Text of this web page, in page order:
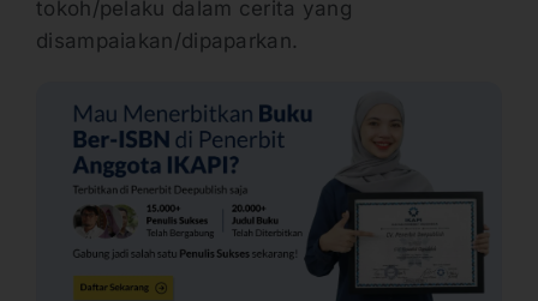
tokoh/pelaku dalam cerita yang
disampaiakan/dipaparkan.